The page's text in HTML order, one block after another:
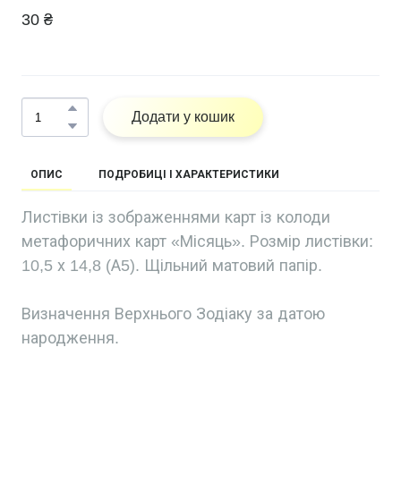
30 ₴
Додати у кошик
ОПИС ПОДРОБИЦІ І ХАРАКТЕРИСТИКИ
Листівки із зображеннями карт із колоди
метафоричних карт «Місяць». Розмір листівки:
10,5 х 14,8 (А5). Щільний матовий папір.
Визначення Верхнього Зодіаку за датою
народження.